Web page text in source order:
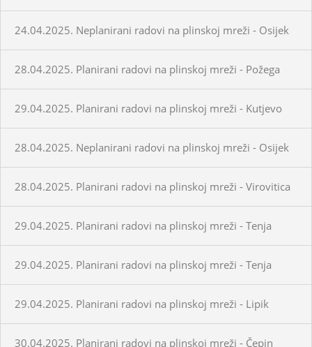
24.04.2025. Neplanirani radovi na plinskoj mreži - Osijek
28.04.2025. Planirani radovi na plinskoj mreži - Požega
29.04.2025. Planirani radovi na plinskoj mreži - Kutjevo
28.04.2025. Neplanirani radovi na plinskoj mreži - Osijek
28.04.2025. Planirani radovi na plinskoj mreži - Virovitica
29.04.2025. Planirani radovi na plinskoj mreži - Tenja
29.04.2025. Planirani radovi na plinskoj mreži - Tenja
29.04.2025. Planirani radovi na plinskoj mreži - Lipik
30.04.2025. Planirani radovi na plinskoj mreži - Čepin